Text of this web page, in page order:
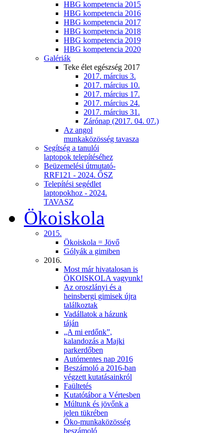
HBG kompetencia 2015
HBG kompetencia 2016
HBG kompetencia 2017
HBG kompetencia 2018
HBG kompetencia 2019
HBG kompetencia 2020
Galériák
Teke élet egészség 2017
2017. március 3.
2017. március 10.
2017. március 17.
2017. március 24.
2017. március 31.
Zárónap (2017. 04. 07.)
Az angol
munkaközösség tavasza
Segítség a tanulói
laptopok telepítéséhez
Beüzemelési útmutató-
RRF121 - 2024. ŐSZ
Telepítési segédlet
laptopokhoz - 2024.
TAVASZ
Ökoiskola
2015.
Ökoiskola = Jövő
Gólyák a gimiben
2016.
Most már hivatalosan is
ÖKOISKOLA vagyunk!
Az oroszlányi és a
heinsbergi gimisek újra
találkoztak
Vadállatok a házunk
táján
„A mi erdőnk”,
kalandozás a Majki
parkerdőben
Autómentes nap 2016
Beszámoló a 2016-ban
végzett kutatásainkról
Faültetés
Kutatótábor a Vértesben
Múltunk és jövőnk a
jelen tükrében
Öko-munkaközösség
beszámoló